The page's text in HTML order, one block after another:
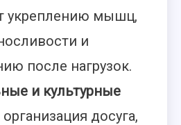
укреплению мышц,
и
после нагрузок.
и культурные
организация досуга,